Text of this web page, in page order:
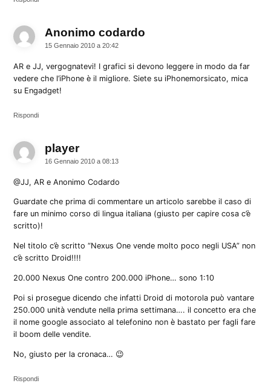
Anonimo codardo
15 Gennaio 2010 a 20:42
AR e JJ, vergognatevi! I grafici si devono leggere in modo da far
vedere che l’iPhone è il migliore. Siete su iPhonemorsicato, mica
su Engadget!
Rispondi
playerdice:
16 Gennaio 2010 a 08:13
@JJ, AR e Anonimo Codardo
Guardate che prima di commentare un articolo sarebbe il caso di
fare un minimo corso di lingua italiana (giusto per capire cosa c’è
scritto)!
Nel titolo c’è scritto “Nexus One vende molto poco negli USA” non
c’è scritto Droid!!!!
20.000 Nexus One contro 200.000 iPhone… sono 1:10
Poi si prosegue dicendo che infatti Droid di motorola può vantare
250.000 unità vendute nella prima settimana…. il concetto era che
il nome google associato al telefonino non è bastato per fagli fare
il boom delle vendite.
No, giusto per la cronaca… 😉
Rispondi